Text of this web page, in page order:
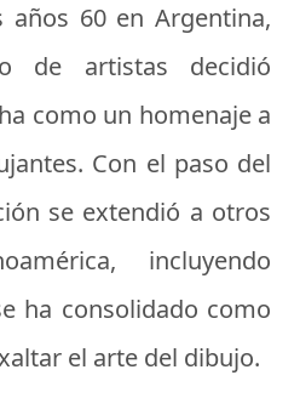
60 en Argentina,
de artistas decidió
como un homenaje a
Con el paso del
se extendió a otros
incluyendo
ha consolidado como
el arte del dibujo.